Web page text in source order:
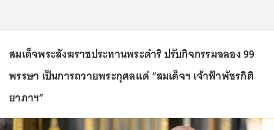
สมเด็จพระสังฆราชประทานพระดำริ ปรับกิจกรรมฉลอง 99
พรรษา เป็นการถวายพระกุศลแด่ “สมเด็จฯ เจ้าฟ้าพัชรกิติ
ยาภาฯ”